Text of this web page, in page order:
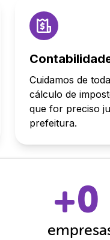
Cuidamos de
cálculo de
que for preciso
prefeitura.
+0